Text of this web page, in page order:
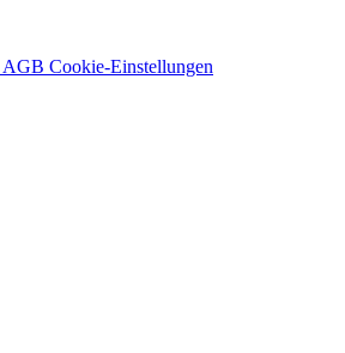
AGB Cookie-Einstellungen